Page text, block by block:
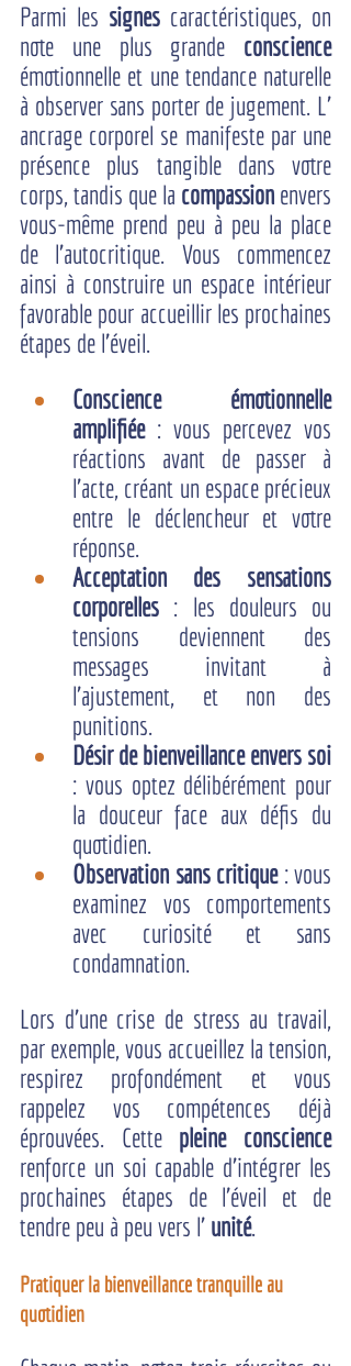
Parmi les signes caractéristiques, on
note une plus grande conscience
émotionnelle et une tendance naturelle
à observer sans porter de jugement. L’
ancrage corporel se manifeste par une
présence plus tangible dans votre
corps, tandis que la compassion envers
vous-même prend peu à peu la place
de l’autocritique. Vous commencez
ainsi à construire un espace intérieur
favorable pour accueillir les prochaines
étapes de l'éveil.
Conscience émotionnelle
amplifiée : vous percevez vos
réactions avant de passer à
l’acte, créant un espace précieux
entre le déclencheur et votre
réponse.
Acceptation des sensations
corporelles : les douleurs ou
tensions deviennent des
messages invitant à
l’ajustement, et non des
punitions.
Désir de bienveillance envers soi
: vous optez délibérément pour
la douceur face aux défis du
quotidien.
Observation sans critique : vous
examinez vos comportements
avec curiosité et sans
condamnation.
Lors d’une crise de stress au travail,
par exemple, vous accueillez la tension,
respirez profondément et vous
rappelez vos compétences déjà
éprouvées. Cette pleine conscience
renforce un soi capable d’intégrer les
prochaines étapes de l'éveil et de
tendre peu à peu vers l’ unité.
Pratiquer la bienveillance tranquille au
quotidien